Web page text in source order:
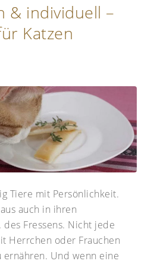
& individuell –
Katzen
Tiere mit Persönlichkeit.
auch in ihren
des Fressens. Nicht jede
Herrchen oder Frauchen
ernähren. Und wenn eine